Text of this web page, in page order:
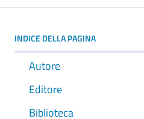
INDICE DELLA PAGINA
Autore
Editore
Biblioteca